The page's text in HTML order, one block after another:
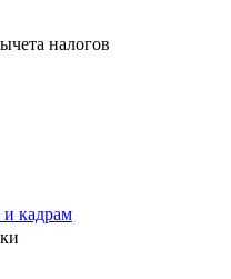
налогов
кадрам